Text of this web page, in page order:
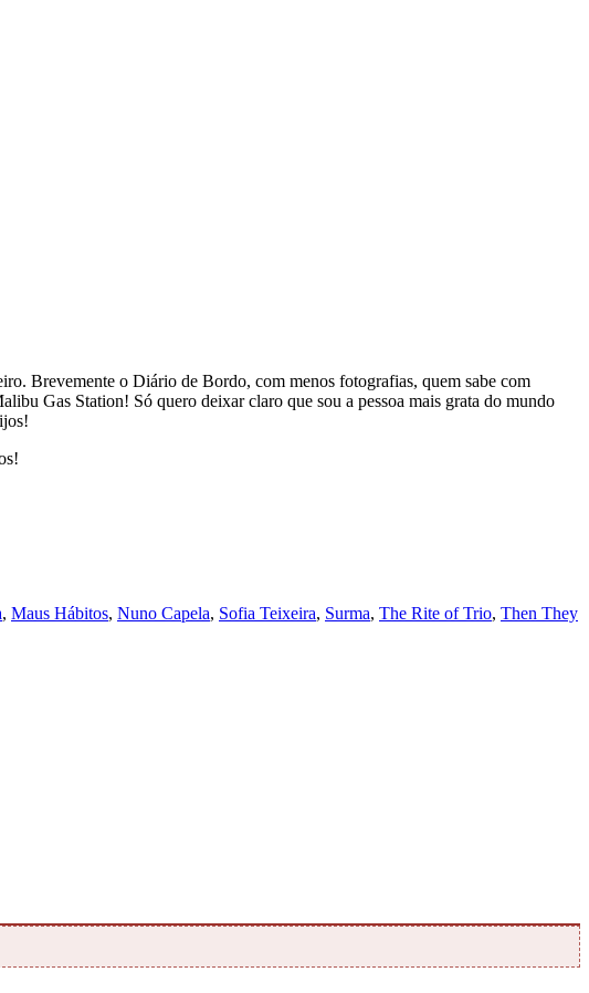
Brevemente o Diário de Bordo, com menos fotografias, quem sabe com
Gas Station! Só quero deixar claro que sou a pessoa mais grata do mundo
, Maus Hábitos, Nuno Capela, Sofia Teixeira, Surma, The Rite of Trio, Then They